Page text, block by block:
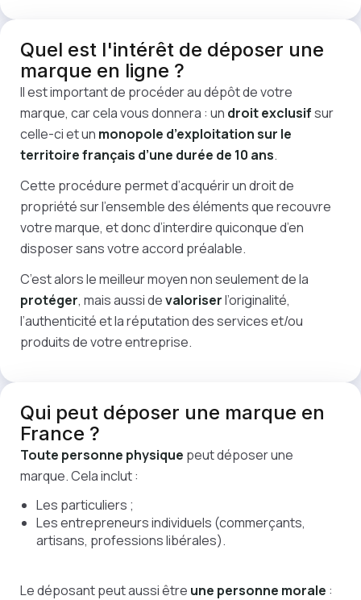
Quel est l'intérêt de déposer une
marque en ligne ?
Il est important de procéder au dépôt de votre
marque, car cela vous donnera : un droit exclusifsur
celle-ci et un monopole d’exploitation sur le
territoire français d’une durée de 10 ans.
Cette procédure permet d’acquérir un droit de
propriété sur l’ensemble des éléments que recouvre
votre marque, et donc d’interdire quiconque d’en
disposer sans votre accord préalable.
C’est alors le meilleur moyen non seulement de la
protéger, mais aussi devaloriserl’originalité,
l’authenticité et la réputation des services et/ou
produits de votre entreprise.
Qui peut déposer une marque en
France ?
Toute personne physique peut déposer une
marque. Cela inclut :
Les particuliers ;
Les entrepreneurs individuels (commerçants,
artisans, professions libérales).
Le déposant peut aussi être une personne morale :